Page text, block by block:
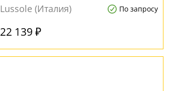
Lussole (Италия)
По запросу
22 139 ₽